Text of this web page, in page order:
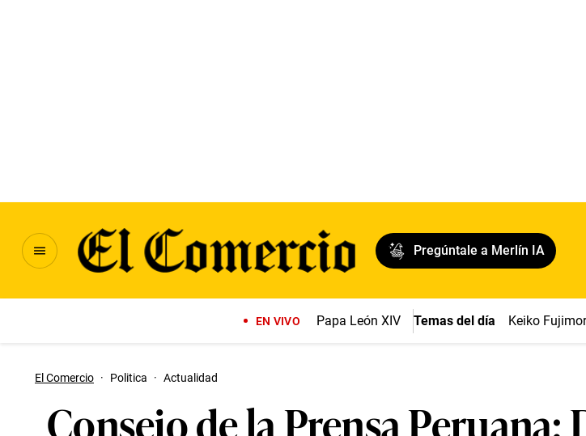
Pregúntale a Merlín IA
EN VIVO Papa León XIV Temas del día Keiko
El Comercio · Politica · Actualidad
Consejo de la Prensa